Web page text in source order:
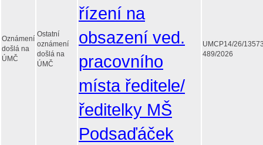
Oznámení
došlá na
ÚMČ
Ostatní
oznámení
došlá na
ÚMČ
řízení na
obsazení ved.
pracovního
místa ředitele/
ředitelky MŠ
Podsaďáček
UMCP14/26/
489/2026